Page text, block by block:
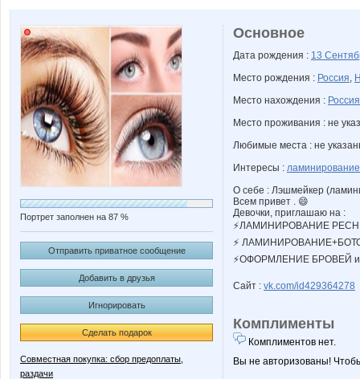
Портрет заполнен на 87 %
Отправить приватное сообщение
Добавить в друзья
Игнорировать
Сделать подарок
Совместная покупка: сбор предоплаты,
раздачи
Основное
Дата рождения : 13
Место рождения : Россия,
Место нахождения : Россия
Место проживания : не
Любимые места : не
Интересы :
О себе : Лэшмейкер
Всем привет . 😄
Девочки, приглашаю на :
⚡ЛАМИНИРОВАНИЕ
⚡
⚡ОФОРМЛЕНИЕ БРОВЕЙ и
Сайт : vk.com/id429364278
Комплименты
Комплиментов нет.
Вы не авторизованы!